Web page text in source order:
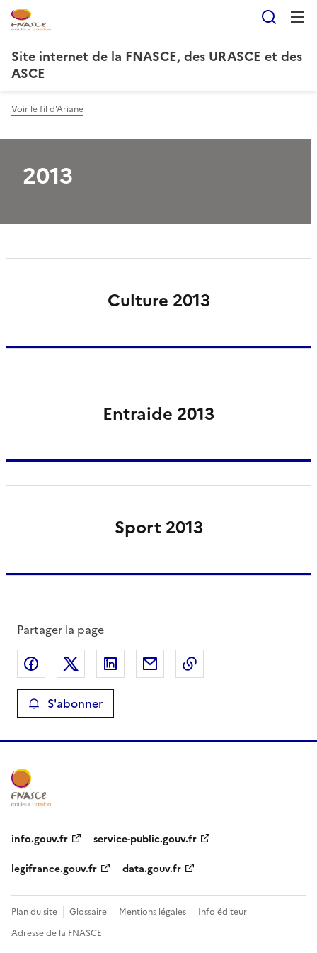
Site internet de la FNASCE, des URASCE et des
ASCE
Voir le fil d'Ariane
2013
Culture 2013
Entraide 2013
Sport 2013
Partager la page
Partager sur Facebook
Partager sur XPartager sur LinkedIn
Partager par email
S'abonner
info.gouv.fr
service-public.gouv.fr
legifrance.gouv.fr
data.gouv.fr
Plan du site Glossaire Mentions légales
Info éditeur
Adresse de la FNASCE